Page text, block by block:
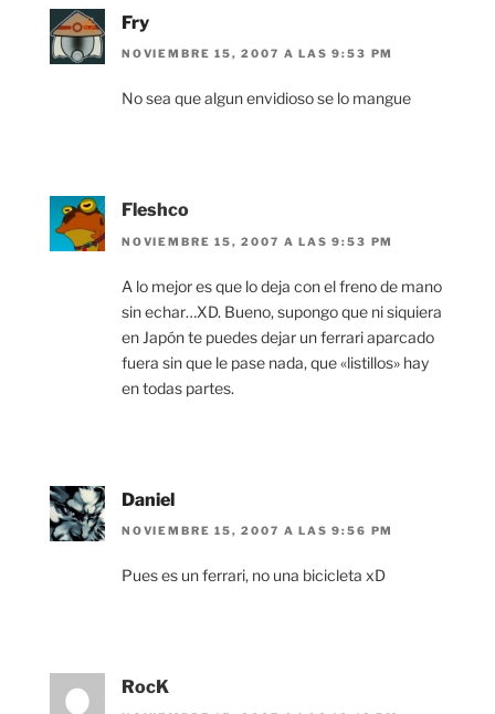
Fry
NOVIEMBRE 15, 2007 A LAS 9:53 PM
No sea que algun envidioso se lo mangue
Fleshco
NOVIEMBRE 15, 2007 A LAS 9:53 PM
A lo mejor es que lo deja con el freno de mano
sin echar…XD. Bueno, supongo que ni siquiera
en Japón te puedes dejar un ferrari aparcado
fuera sin que le pase nada, que «listillos» hay
en todas partes.
Daniel
NOVIEMBRE 15, 2007 A LAS 9:56 PM
Pues es un ferrari, no una bicicleta xD
RocK